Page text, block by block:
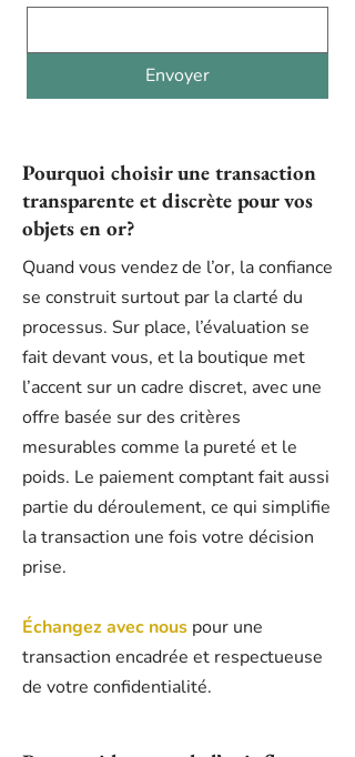
Envoyer
Pourquoi choisir une transaction
transparente et discrète pour vos
objets en or?
Quand vous vendez de l’or, la confiance
se construit surtout par la clarté du
processus. Sur place, l’évaluation se
fait devant vous, et la boutique met
l’accent sur un cadre discret, avec une
offre basée sur des critères
mesurables comme la pureté et le
poids. Le paiement comptant fait aussi
partie du déroulement, ce qui simplifie
la transaction une fois votre décision
prise.
Échangez avec nous pour une
transaction encadrée et respectueuse
de votre confidentialité.